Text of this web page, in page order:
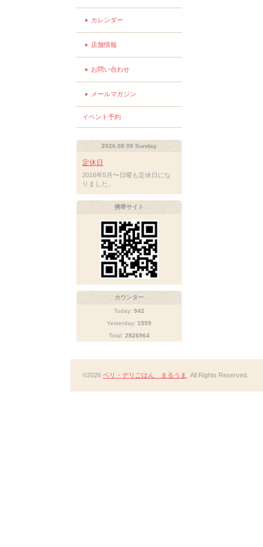
カレンダー
店舗情報
お問い合わせ
メールマガジン
イベント予約
2026.08.09 Sunday
定休日
2016年5月〜日曜も定休日にな
りました。
携帯サイト
カウンター
Today: 942
Yesterday: 1559
Total: 2826964
©2026 ベリ・デリごはん まるうま . All Rights Reserved.